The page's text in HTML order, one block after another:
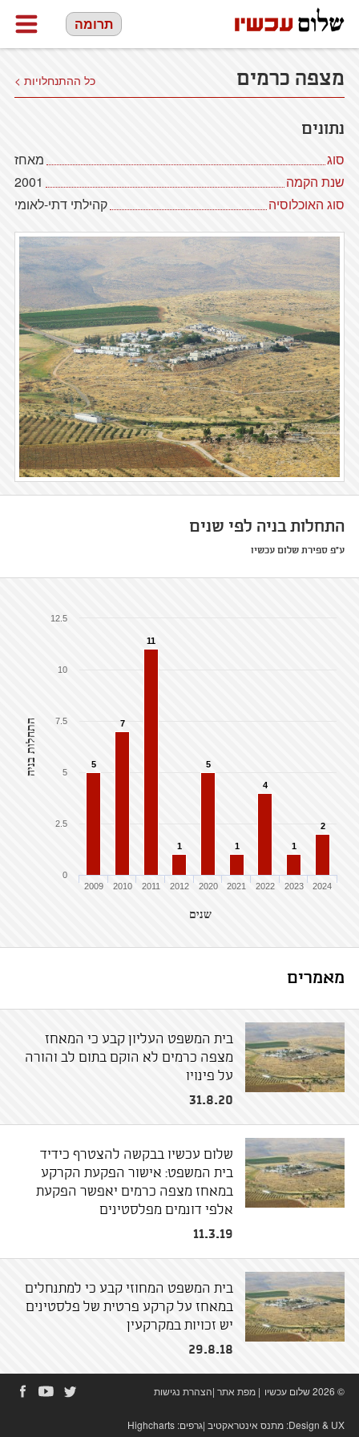
תרומה
מצפה כרמים כל ההתנחלויות >
נתונים
סוג
מאחז
שנת הקמה
2001
סוג האוכלוסיה
קהילתי דתי-לאומי
התחלות בניה לפי שנים
ע"פ ספירת שלום עכשיו
שנים
התחלות בניה
2009 2010 2011 2012 2020 2021 2022 2023 2024
0
2.5
5
7.5
10
12.5
5
7
11
1
5
1
4
1
2
מאמרים
בית המשפט העליון קבע כי המאחז
מצפה כרמים לא הוקם בתום לב והורה
על פינויו
31.8.20
שלום עכשיו בבקשה להצטרף כידיד
בית המשפט: אישור הפקעת הקרקע
במאחז מצפה כרמים יאפשר הפקעת
אלפי דונמים מפלסטינים
11.3.19
בית המשפט המחוזי קבע כי למתנחלים
במאחז על קרקע פרטית של פלסטינים
יש זכויות במקרקעין
29.8.18
© 2026 שלום עכשיו | מפת אתר|הצהרת נגישות
Design & UX: מתנס אינטראקטיב|גרפים: Highcharts